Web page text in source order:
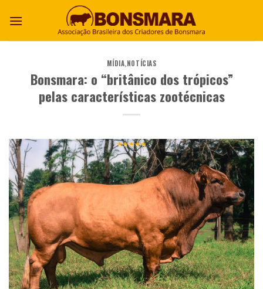
MÍDIA,NOTÍCIAS
Bonsmara: o “britânico dos trópicos”
pelas características zootécnicas